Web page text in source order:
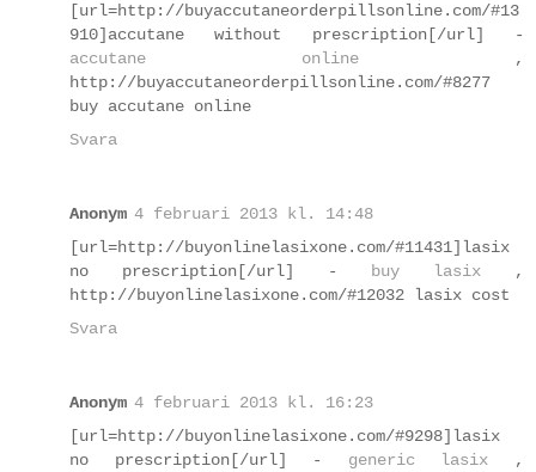
[url=http://buyaccutaneorderpillsonline.com/#13
910]accutane without prescription[/url] -
accutane online ,
http://buyaccutaneorderpillsonline.com/#8277
buy accutane online
Svara
Anonym 4 februari 2013 kl. 14:48
[url=http://buyonlinelasixone.com/#11431]lasix
no prescription[/url] -
buy lasix ,
http://buyonlinelasixone.com/#12032 lasix cost
Svara
Anonym 4 februari 2013 kl. 16:23
[url=http://buyonlinelasixone.com/#9298]lasix
no prescription[/url] - generic lasix ,